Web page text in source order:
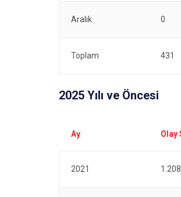
Aralık 0
Toplam 431
2025 Yılı ve Öncesi
2021 1.208